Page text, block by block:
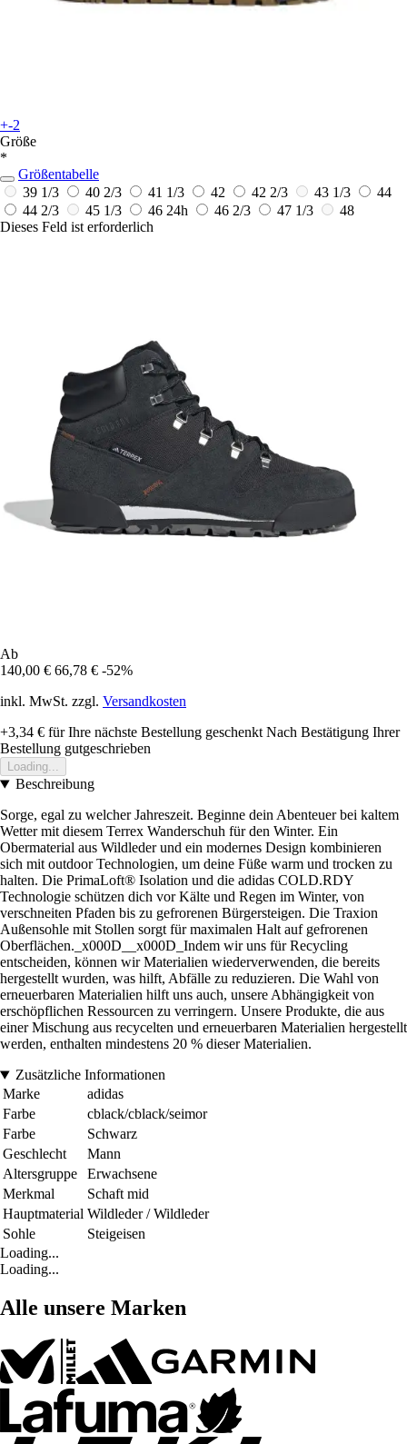
+-2
Größe
*
Größentabelle
39 1/3
40 2/3 41 1/3 42 42 2/3 43 1/3
44
44 2/3
45 1/3 46 24h 46 2/3 47 1/3
48
Dieses Feld ist erforderlich
Ab
140,00 € 66,78 € -52%
inkl. MwSt. zzgl. Versandkosten
+3,34 € für Ihre nächste Bestellung geschenkt Nach Bestätigung Ihrer
Bestellung gutgeschrieben
Loading...
Beschreibung
Sorge, egal zu welcher Jahreszeit. Beginne dein Abenteuer bei kaltem
Wetter mit diesem Terrex Wanderschuh für den Winter. Ein
Obermaterial aus Wildleder und ein modernes Design kombinieren
sich mit outdoor Technologien, um deine Füße warm und trocken zu
halten. Die PrimaLoft® Isolation und die adidas COLD.RDY
Technologie schützen dich vor Kälte und Regen im Winter, von
verschneiten Pfaden bis zu gefrorenen Bürgersteigen. Die Traxion
Außensohle mit Stollen sorgt für maximalen Halt auf gefrorenen
Oberflächen._x000D__x000D_Indem wir uns für Recycling
entscheiden, können wir Materialien wiederverwenden, die bereits
hergestellt wurden, was hilft, Abfälle zu reduzieren. Die Wahl von
erneuerbaren Materialien hilft uns auch, unsere Abhängigkeit von
erschöpflichen Ressourcen zu verringern. Unsere Produkte, die aus
einer Mischung aus recycelten und erneuerbaren Materialien hergestellt
werden, enthalten mindestens 20 % dieser Materialien.
Zusätzliche Informationen
Marke
adidas
Farbe
cblack/cblack/seimor
Farbe
Schwarz
Geschlecht
Mann
Altersgruppe
Erwachsene
Merkmal
Schaft mid
Hauptmaterial Wildleder / Wildleder
Sohle
Steigeisen
Loading...
Loading...
Alle unsere Marken